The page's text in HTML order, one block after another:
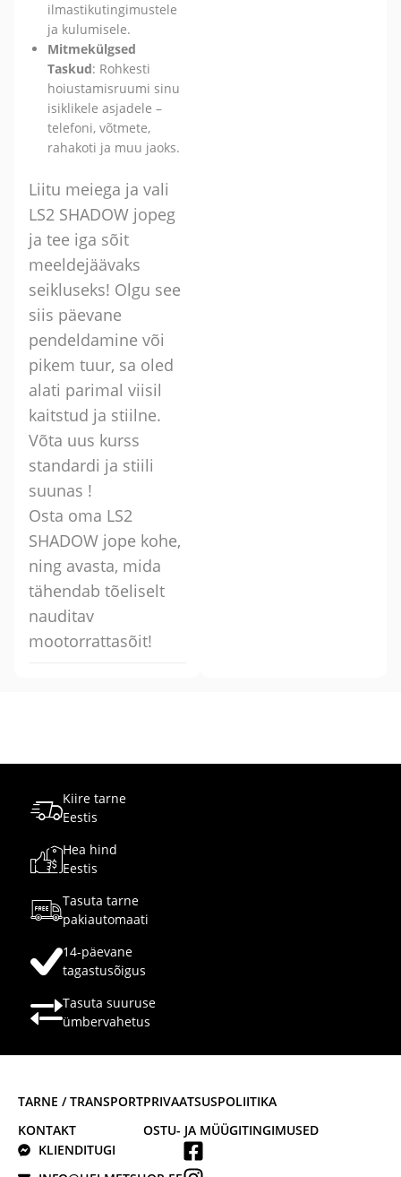
ilmastikutingimustele
ja kulumisele.
Mitmekülgsed
Taskud: Rohkesti
hoiustamisruumi sinu
isiklikele asjadele –
telefoni, võtmete,
rahakoti ja muu jaoks.
Liitu meiega ja vali
LS2 SHADOW jopeg
ja tee iga sõit
meeldejäävaks
seikluseks! Olgu see
siis päevane
pendeldamine või
pikem tuur, sa oled
alati parimal viisil
kaitstud ja stiilne.
Võta uus kurss
standardi ja stiili
suunas !
Osta oma LS2
SHADOW jope kohe,
ning avasta, mida
tähendab tõeliselt
nauditav
mootorrattasõit!
Kiire tarne
Eestis
Hea hind
Eestis
Tasuta tarne
pakiautomaati
14-päevane
tagastusõigus
Tasuta suuruse
ümbervahetus
TARNE / TRANSPORT
KONTAKT
PRIVAATSUSPOLIITIKA
OSTU- JA MÜÜGITINGIMUSED
KLIENDITUGI